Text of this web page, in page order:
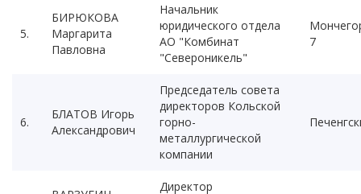
5.
БИРЮКОВА
Маргарита
Павловна
Начальник
юридического отдела
АО "Комбинат
"Североникель"
7
6.
БЛАТОВ Игорь
Александрович
Председатель совета
директоров Кольской
горно-
металлургической
компании
Директор